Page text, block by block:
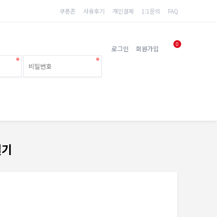
FAQ
1:1문의
개인결제
사용후기
쿠폰존
로그인 회원가입
0